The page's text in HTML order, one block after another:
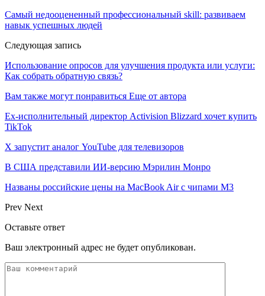
Самый недооцененный профессиональный skill: развиваем
навык успешных людей
Следующая запись
Использование опросов для улучшения продукта или услуги:
Как собрать обратную связь?
Вам также могут понравиться Еще от автора
Ex-исполнительный директор Activision Blizzard хочет купить
TikTok
X запустит аналог YouTube для телевизоров
В США представили ИИ-версию Мэрилин Монро
Названы российские цены на MacBook Air с чипами M3
Prev Next
Оставьте ответ
Ваш электронный адрес не будет опубликован.